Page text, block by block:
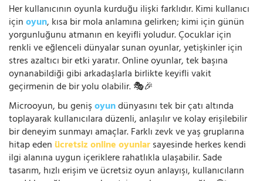
Her kullanıcının oyunla kurduğu ilişki farklıdır. Kimi kullanıcı
içinoyun, kısa bir mola anlamına gelirken; kimi için günün
yorgunluğunu atmanın en keyifli yoludur. Çocuklar için
renkli ve eğlenceli dünyalar sunan oyunlar, yetişkinler için
stres azaltıcı bir etki yaratır. Online oyunlar, tek başına
oynanabildiği gibi arkadaşlarla birlikte keyifli vakit
geçirmenin de bir yolu olabilir. 🎭🎉
Microoyun, bu genişoyundünyasını tek bir çatı altında
toplayarak kullanıcılara düzenli, anlaşılır ve kolay erişilebilir
bir deneyim sunmayı amaçlar. Farklı zevk ve yaş gruplarına
hitap eden ücretsiz online oyunlarsayesinde herkes kendi
ilgi alanına uygun içeriklere rahatlıkla ulaşabilir. Sade
tasarım, hızlı erişim ve ücretsiz oyun anlayışı, kullanıcıların